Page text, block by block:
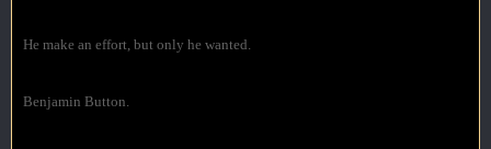
He make an effort, but only he wanted.
Benjamin Button.